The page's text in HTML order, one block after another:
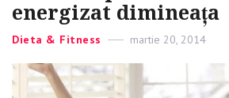
energizat dimineața
Categories
Dieta & Fitness
Posted
martie 20, 2014